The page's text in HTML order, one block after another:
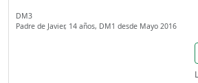
DM3
Padre de Javier, 14 años, DM1 desde Mayo 2016